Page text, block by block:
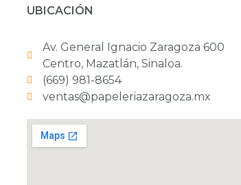
UBICACIÓN
Av. General Ignacio Zaragoza 600
Centro, Mazatlán, Sinaloa.
(669) 981-8654
ventas@papeleriazaragoza.mx